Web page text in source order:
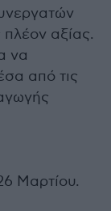
πλέον αξίας.
να
από τις
Μαρτίου.